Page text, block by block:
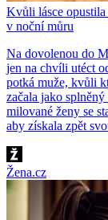
Kvůli lásce
v noční můru
Na dovolenou do
jen na chvíli utéct
potká muže, kvůli
začala jako
milované ženy se
aby získala zpět
Žena.cz